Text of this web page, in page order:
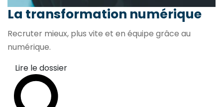
La transformation numérique
Recruter mieux, plus vite et en équipe grâce au
numérique.
Lire le dossier